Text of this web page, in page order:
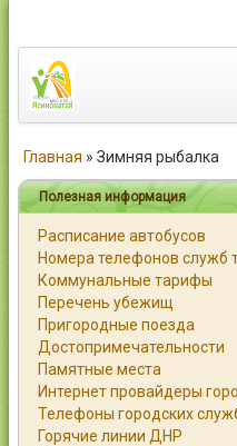
Город
Статьи
Каталог
Справочник
Работа
Объявления
Главная » Зимняя рыбалка
Полезная информация
Расписание автобусов
Номера телефонов служб
Коммунальные тарифы
Перечень убежищ
Пригородные поезда
Достопримечательности
Памятные места
Интернет провайдеры
Телефоны городских
Горячие линии ДНР